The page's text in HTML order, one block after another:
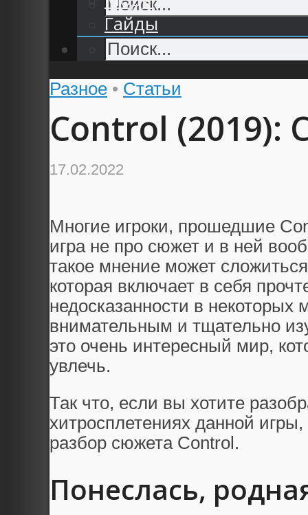
Гайды
Разное • Статьи
Control (2019):
17.02.2022
Многие игроки, прошедшие
игра не про сюжет и в ней
такое мнение может
которая включает в себя
недосказанности в некоторых
внимательным и тщательно
это очень интересный мир,
увлечь.
Так что, если вы хотите
хитросплетениях данной
разбор сюжета Control.
Понеслась,